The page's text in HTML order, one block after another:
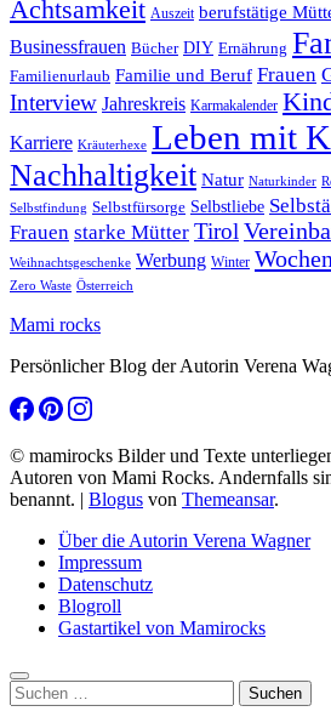
Achtsamkeit Auszeit berufstätige
Businessfrauen Bücher DIY Ernährung
Familienurlaub Familie und Beruf Frauen
Interview Jahreskreis Karmakalender
Karriere Kräuterhexe Leben mit
Nachhaltigkeit Natur Naturkinder
Selbstfindung Selbstfürsorge Selbstliebe
Frauen starke Mütter Tirol
Weihnachtsgeschenke Werbung Winter
Zero Waste Österreich
Mami rocks
Persönlicher Blog der Autorin Verena
© mamirocks Bilder und Texte
Autoren von Mami Rocks. Andernfalls
benannt. | Blogus von Themeansar.
Über die Autorin Verena Wagner
Impressum
Datenschutz
Blogroll
Gastartikel von Mamirocks
Suchen
nach: